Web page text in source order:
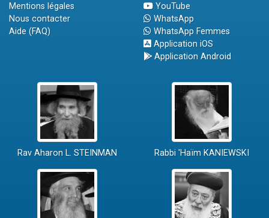
Mentions légales
Nous contacter
Aide (FAQ)
YouTube
WhatsApp
WhatsApp Femmes
Application iOS
Application Android
Rav Aharon L. STEINMAN Rabbi 'Haïm KANIEWSKI